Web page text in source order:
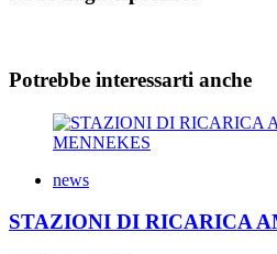
Potrebbe interessarti anche
news
STAZIONI DI RICARICA